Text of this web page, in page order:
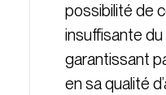
possibilité de
insuffisante
garantissant
en sa qualité